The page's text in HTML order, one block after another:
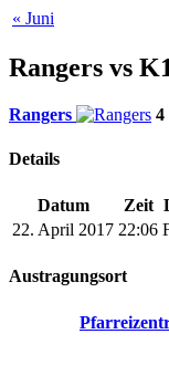
« Juni
Rangers vs
Rangers 4
Details
Datum Zeit
22. April 2017 22:06
Austragungsort